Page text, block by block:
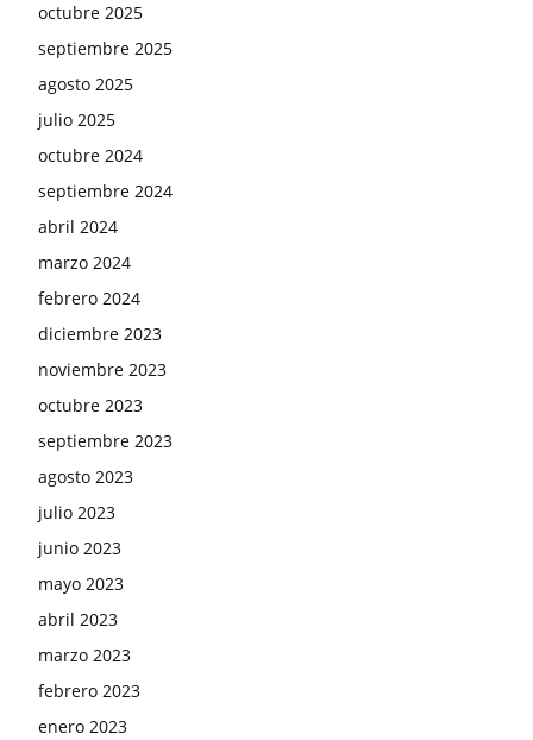
octubre 2025
septiembre 2025
agosto 2025
julio 2025
octubre 2024
septiembre 2024
abril 2024
marzo 2024
febrero 2024
diciembre 2023
noviembre 2023
octubre 2023
septiembre 2023
agosto 2023
julio 2023
junio 2023
mayo 2023
abril 2023
marzo 2023
febrero 2023
enero 2023